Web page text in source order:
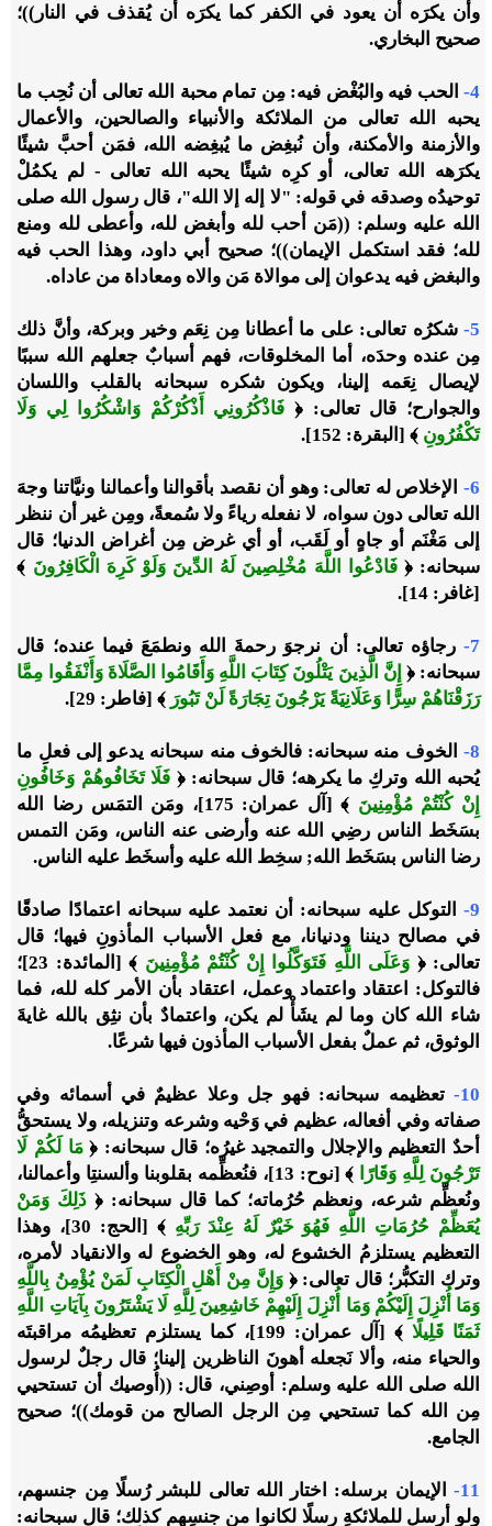
وأن يكرَه أن يعود في الكفر كما يكرَه أن يُقذف في النار))؛
صحيح البخاري.
4-
الحب فيه والبُغْض فيه: مِن تمام محبة الله تعالى أن نُحِب ما
يحبه الله تعالى من الملائكة والأنبياء والصالحين، والأعمال
والأزمنة والأمكنة، وأن نُبغِض ما يُبغِضه الله، فمَن أحبَّ شيئًا
يكرَهه الله تعالى، أو كرِه شيئًا يحبه الله تعالى - لم يكمُلْ
توحيدُه وصدقه في قوله: "لا إله إلا الله"، قال رسول الله صلى
الله عليه وسلم: ((مَن أحب لله وأبغض لله، وأعطى لله ومنع
لله؛ فقد استكمل الإيمان))؛ صحيح أبي داود، وهذا الحب فيه
والبغض فيه يدعوان إلى موالاة مَن والاه ومعاداة من عاداه.
5-
شكرُه تعالى: على ما أعطانا مِن نِعَم وخير وبركة، وأنَّ ذلك
مِن عنده وحدَه، أما المخلوقات، فهم أسبابٌ جعلهم الله سببًا
لإيصال نِعَمه إلينا، ويكون شكره سبحانه بالقلب واللسان
والجوارح؛ قال تعالى: ﴿ فَاذْكُرُونِي أَذْكُرْكُمْ وَاشْكُرُوا لِي وَلَا
تَكْفُرُونِ ﴾ [البقرة: 152].
6-
الإخلاص له تعالى: وهو أن نقصد بأقوالنا وأعمالنا ونيَّاتنا وجهَ
الله تعالى دون سواه، لا نفعله رياءً ولا سُمعةً، ومِن غير أن ننظر
إلى مَغْنَم أو جاهٍ أو لَقَب، أو أي غرض مِن أغراض الدنيا؛ قال
سبحانه: ﴿فَادْعُوا اللَّهَ مُخْلِصِينَ لَهُ الدِّينَ وَلَوْ كَرِهَ الْكَافِرُونَ ﴾
[غافر: 14].
7-
رجاؤه تعالى: أن نرجوَ رحمةَ الله ونطمَعَ فيما عنده؛ قال
سبحانه: ﴿ إِنَّ الَّذِينَ يَتْلُونَ كِتَابَ اللَّهِ وَأَقَامُوا الصَّلَاةَ وَأَنْفَقُوا مِمَّا
رَزَقْنَاهُمْ سِرًّا وَعَلَانِيَةً يَرْجُونَ تِجَارَةً لَنْ تَبُورَ ﴾ [فاطر: 29].
8-
الخوف منه سبحانه: فالخوف منه سبحانه يدعو إلى فعلِ ما
يُحبه الله وتركِ ما يكرهه؛ قال سبحانه: ﴿ فَلَا تَخَافُوهُمْ وَخَافُونِ
إِنْ كُنْتُمْ مُؤْمِنِينَ
﴾ [آل عمران: 175]، ومَن التمَس رضا الله
بسَخَط الناس رضِي الله عنه وأرضى عنه الناس، ومَن التمس
رضا الناس بسَخَط الله; سخِط الله عليه وأسخَط عليه الناس.
9-
التوكل عليه سبحانه: أن نعتمد عليه سبحانه اعتمادًا صادقًا
في مصالح ديننا ودنيانا، مع فعل الأسباب المأذونِ فيها؛ قال
تعالى: ﴿ وَعَلَى اللَّهِ فَتَوَكَّلُوا إِنْ كُنْتُمْ مُؤْمِنِينَ
﴾ [المائدة: 23]؛
فالتوكل: اعتقاد واعتماد وعمل، اعتقاد بأن الأمر كله لله، فما
شاء الله كان وما لم يشَأْ لم يكن، واعتمادٌ بأن نثِق بالله غايةَ
الوثوق، ثم عملٌ بفعل الأسباب المأذون فيها شرعًا.
10-
تعظيمه سبحانه: فهو جل وعلا عظيمٌ في أسمائه وفي
صفاته وفي أفعاله، عظيم في وَحْيه وشرعه وتنزيله، ولا يستحقُّ
أحدٌ التعظيم والإجلال والتمجيد غيرُه؛ قال سبحانه: ﴿مَا لَكُمْ لَا
تَرْجُونَ لِلَّهِ وَقَارًا
﴾ [نوح: 13]، فنُعظِّمه بقلوبنا وألسنتِا وأعمالنا،
ونُعظِّم شرعه، ونعظم حُرُماته؛ كما قال سبحانه: ﴿ ذَلِكَ وَمَنْ
يُعَظِّمْ حُرُمَاتِ اللَّهِ فَهُوَ خَيْرٌ لَهُ عِنْدَ رَبِّهِ
﴾ [الحج: 30]، وهذا
التعظيم يستلزمُ الخشوع له، وهو الخضوع له والانقياد لأمره،
وترك التكبُّر؛ قال تعالى: ﴿وَإِنَّ مِنْ أَهْلِ الْكِتَابِ لَمَنْ يُؤْمِنُ بِاللَّهِ
وَمَا أُنْزِلَ إِلَيْكُمْ وَمَا أُنْزِلَ إِلَيْهِمْ خَاشِعِينَ لِلَّهِ لَا يَشْتَرُونَ بِآيَاتِ اللَّهِ
ثَمَنًا قَلِيلًا
﴾ [آل عمران: 199]، كما يستلزم تعظيمُه مراقبتَه
والحياء منه، وألا نَجعله أهونَ الناظرين إلينا؛ قال رجلٌ لرسول
الله صلى الله عليه وسلم: أوصِني، قال: ((أُوصيك أن تستحيي
مِن الله كما تستحيي مِن الرجل الصالح من قومك))؛ صحيح
الجامع.
11-
الإيمان برسله: اختار الله تعالى للبشر رُسلًا مِن جنسهم،
ولو أرسل للملائكةِ رسلًا لكانوا من جنسِهم كذلك؛ قال سبحانه: